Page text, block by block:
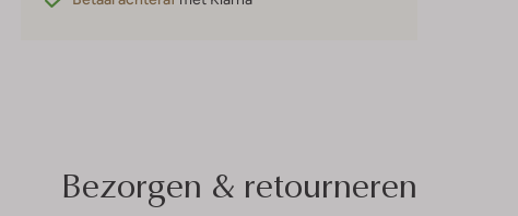
Bezorgen & retourneren